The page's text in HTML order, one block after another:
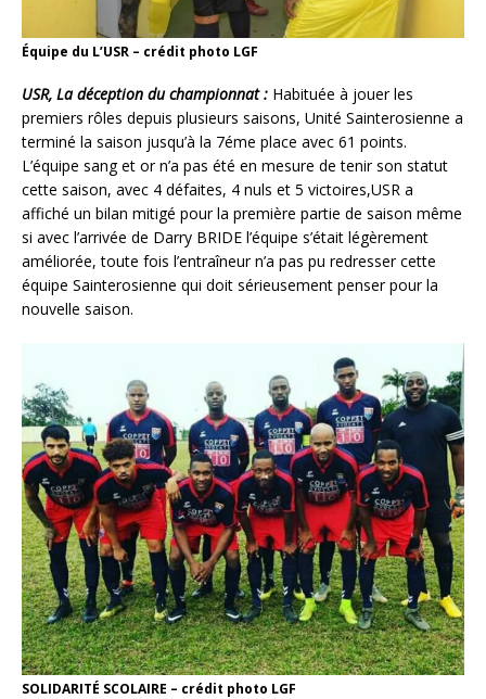
Équipe du L’USR – crédit photo LGF
USR, La déception du championnat : Habituée à jouer les
premiers rôles depuis plusieurs saisons, Unité Sainterosienne a
terminé la saison jusqu’à la 7éme place avec 61 points.
L’équipe sang et or n’a pas été en mesure de tenir son statut
cette saison, avec 4 défaites, 4 nuls et 5 victoires,USR a
affiché un bilan mitigé pour la première partie de saison même
si avec l’arrivée de Darry BRIDE l’équipe s’était légèrement
améliorée, toute fois l’entraîneur n’a pas pu redresser cette
équipe Sainterosienne qui doit sérieusement penser pour la
nouvelle saison.
SOLIDARITÉ SCOLAIRE – crédit photo LGF